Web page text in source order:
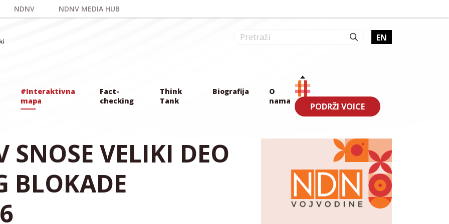
NDNV NDNV MEDIA HUB
EN
#Interaktivna
mapa
Fact-
checking
Think
Tank
Biografija
O
nama
PODRŽI VOICE
SNOSE VELIKI DEO
BLOKADE